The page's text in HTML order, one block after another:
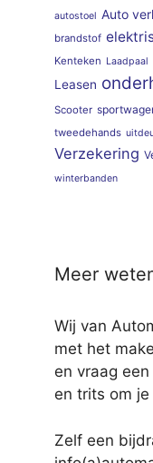
autostoel Auto
brandstof
Kenteken Laadpaal
Leasen
Scooter
tweedehands
Verzekering
winterbanden
Meer
Wij van
met het
en vraag
en trits om
Zelf een